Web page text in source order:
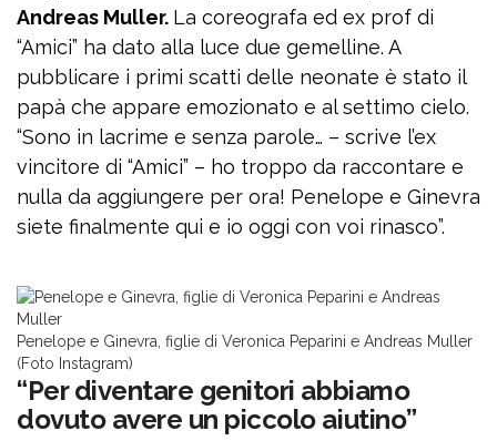
Andreas Muller. La coreografa ed ex prof di
“Amici” ha dato alla luce due gemelline. A
pubblicare i primi scatti delle neonate è stato il
papà che appare emozionato e al settimo cielo.
“Sono in lacrime e senza parole… – scrive l’ex
vincitore di “Amici” – ho troppo da raccontare e
nulla da aggiungere per ora! Penelope e Ginevra
siete finalmente qui e io oggi con voi rinasco”.
Penelope e Ginevra, figlie di Veronica Peparini e Andreas Muller
(Foto Instagram)
“Per diventare genitori abbiamo
dovuto avere un piccolo aiutino”